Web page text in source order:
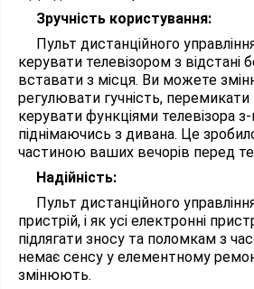
Зручність користування:
Пульт дистанційного
керувати телевізором з відстані
вставати з місця. Ви можете
регулювати гучність, перемикати
керувати функціями телевізора
піднімаючись з дивана. Це
частиною ваших вечорів перед
Надійність:
Пульт дистанційного
пристрій, і як усі електронні
підлягати зносу та поломкам з
немає сенсу у елементному
змінюють.